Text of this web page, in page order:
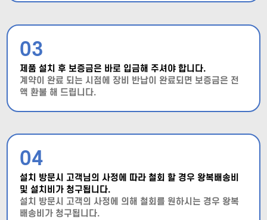
03
제품 설치 후 보증금은 바로 입금해 주셔야 합니다.
계약이 완료 되는 시점에 장비 반납이 완료되면 보증금은 전
액 환불 해 드립니다.
04
설치 방문시 고객님의 사정에 따라 철회 할 경우 왕복배송비
및 설치비가 청구됩니다.
설치 방문시 고객의 사정에 의해 철회를 원하시는 경우 왕복
배송비가 청구됩니다.